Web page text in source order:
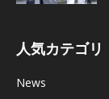
人気カテゴリ
News